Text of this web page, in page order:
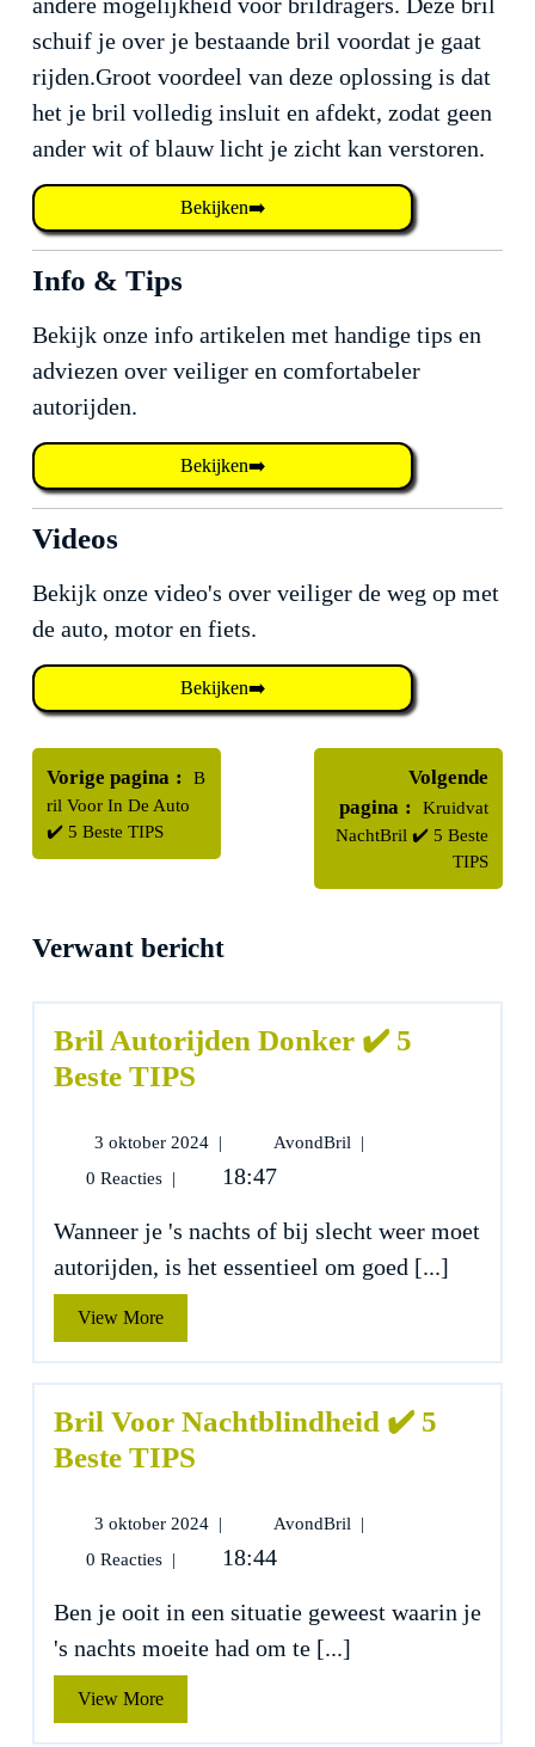
schuif je over je bestaande bril voordat je gaat
rijden.Groot voordeel van deze oplossing is dat
het je bril volledig insluit en afdekt, zodat geen
ander wit of blauw licht je zicht kan verstoren.
Bekijken➡️
Info & Tips
Bekijk onze info artikelen met handige tips en
adviezen over veiliger en comfortabeler
autorijden.
Bekijken➡️
Videos
Bekijk onze video's over veiliger de weg op met
de auto, motor en fiets.
Bekijken➡️
Bericht
navigatie
Vorige pagina
Oudere
B
ril Voor In De Auto
✔️ 5 Beste TIPS
Volgende
pagina
Nieuwere
berichten
Kruidvat
NachtBril ✔️ 5 Beste
TIPS
Verwant bericht
Bril Autorijden Donker ✔️ 5
Beste TIPS
3 oktober 2024 3
2024
| AvondBril
Bril
5
Beste
|
0 Reacties | 18:47
Wanneer je 's nachts of bij slecht weer moet
autorijden, is het essentieel om goed [...]
View MoreView
More
Bril Voor Nachtblindheid ✔️ 5
Beste TIPS
3 oktober 2024 3
2024
| AvondBril
Bril
5
|
0 Reacties | 18:44
Ben je ooit in een situatie geweest waarin je
's nachts moeite had om te [...]
View MoreView
More